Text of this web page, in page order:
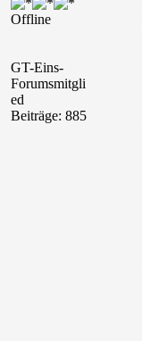
Offline
GT-Eins-
Forumsmitgli
ed
Beiträge: 885